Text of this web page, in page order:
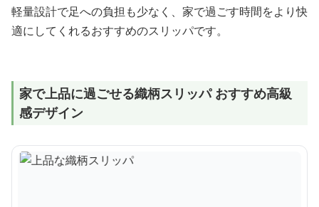
軽量設計で足への負担も少なく、家で過ごす時間をより快
適にしてくれるおすすめのスリッパです。
家で上品に過ごせる織柄スリッパ おすすめ高級
感デザイン